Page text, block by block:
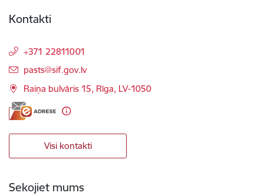
Kontakti
+371 22811001
E-pasts:
pasts@sif.gov.lv
Raiņa bulvāris 15, Rīga, LV-1050
Visi kontakti
Sekojiet mums